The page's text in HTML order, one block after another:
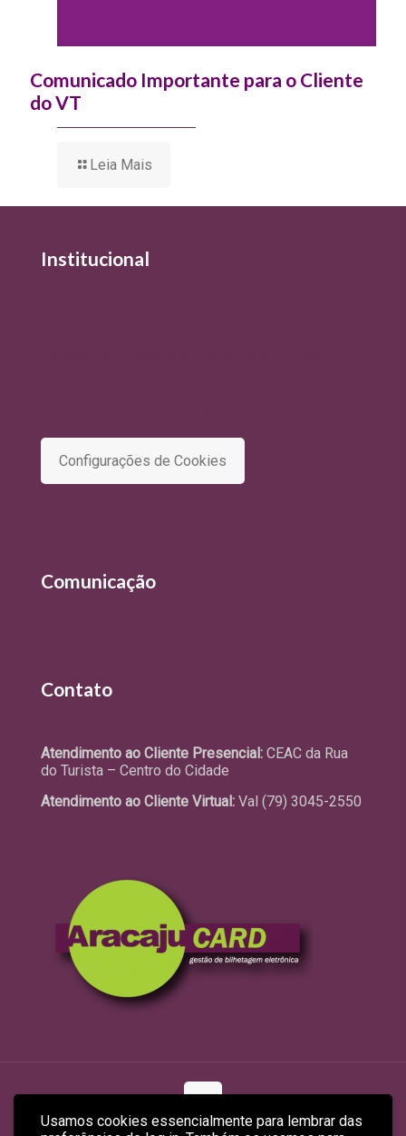
Usamos cookies essencialmente para lembrar das
Comunicado Importante para o Cliente
do VT
Leia Mais
Institucional
Configurações de Cookies
Comunicação
Contato
Atendimento ao Cliente Presencial: CEAC da Rua
do Turista – Centro do Cidade
Atendimento ao Cliente Virtual: Val (79) 3045-2550